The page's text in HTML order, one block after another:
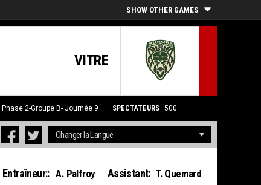
SHOW OTHER GAMES
VITRE
Phase 2-Groupe B- Journée 9 SPECTATEURS 500
Entraîneur:: A. Palfroy Assistant: T. Quemard